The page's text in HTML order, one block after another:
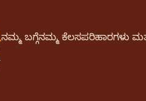
ನಮ್ಮ ಬಗ್ಗೆನಮ್ಮ ಕೆಲಸಪರಿಹಾರಗಳು